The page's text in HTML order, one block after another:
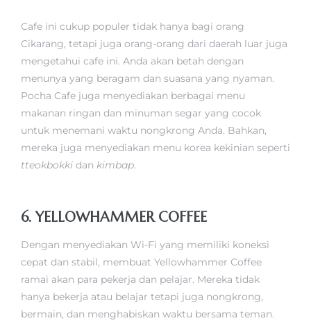
Cafe ini cukup populer tidak hanya bagi orang
Cikarang, tetapi juga orang-orang dari daerah luar juga
mengetahui cafe ini. Anda akan betah dengan
menunya yang beragam dan suasana yang nyaman.
Pocha Cafe juga menyediakan berbagai menu
makanan ringan dan minuman segar yang cocok
untuk menemani waktu nongkrong Anda. Bahkan,
mereka juga menyediakan menu korea kekinian seperti
tteokbokki dan kimbap.
6. YELLOWHAMMER COFFEE
Dengan menyediakan Wi-Fi yang memiliki koneksi
cepat dan stabil, membuat Yellowhammer Coffee
ramai akan para pekerja dan pelajar. Mereka tidak
hanya bekerja atau belajar tetapi juga nongkrong,
bermain, dan menghabiskan waktu bersama teman.